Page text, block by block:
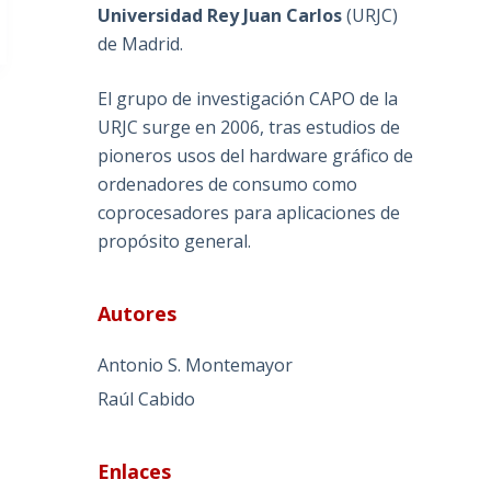
Universidad Rey Juan Carlos(URJC)
de Madrid.
El grupo de investigación CAPO de la
URJC surge en 2006, tras estudios de
pioneros usos del hardware gráfico de
ordenadores de consumo como
coprocesadores para aplicaciones de
propósito general.
Autores
Antonio S. Montemayor
Raúl Cabido
Enlaces